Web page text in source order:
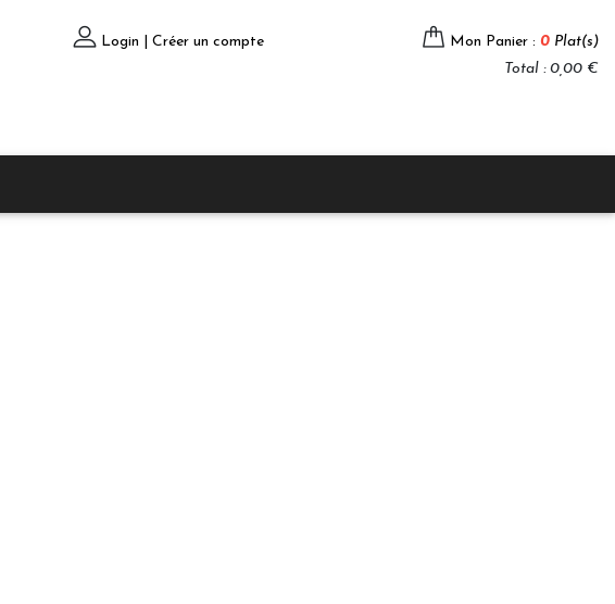
Login | Créer un compte Mon Panier : 0 Plat(s)
Total : 0,00 €